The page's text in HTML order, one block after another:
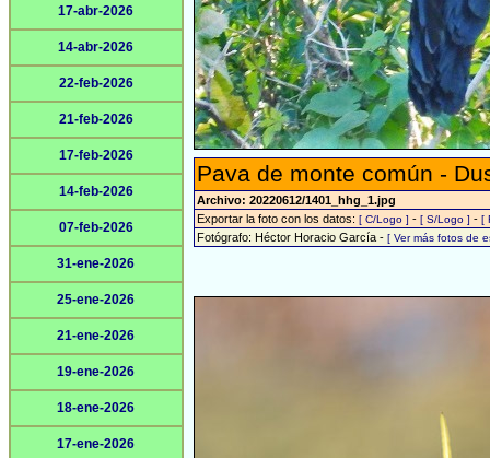
17-abr-2026
14-abr-2026
22-feb-2026
21-feb-2026
17-feb-2026
14-feb-2026
07-feb-2026
31-ene-2026
25-ene-2026
21-ene-2026
19-ene-2026
18-ene-2026
17-ene-2026
Pava de monte común -
Archivo: 20220612/1401_hhg_1.jpg
Exportar la foto con los datos: [ C/Logo ] - [ S/Logo ] - [
Fotógrafo: Héctor Horacio García - [ Ver más fotos de